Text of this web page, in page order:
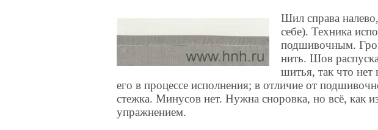
Шил справа
себе). Техника
подшивочным.
нить. Шов
шитья, так что нет
его в процессе исполнения; в отличие от
стежка. Минусов нет. Нужна сноровка, но всё, как
упражнением.